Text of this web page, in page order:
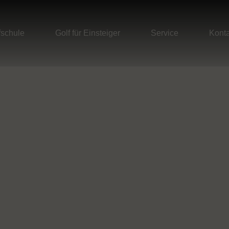
Golf für Einsteiger Service